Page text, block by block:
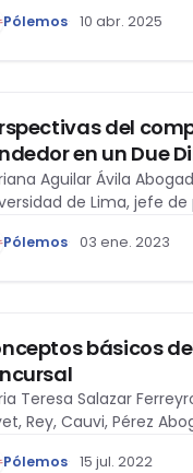
Corporativo.
Pólemos 10 abr. 2025
del
en un Due
operación o
Aguilar Ávila
de Lima, jefe
Pólemos 03 ene. 2023
básicos
Teresa Salazar
Rey, Cauvi, Pérez
en…
Pólemos 15 jul. 2022